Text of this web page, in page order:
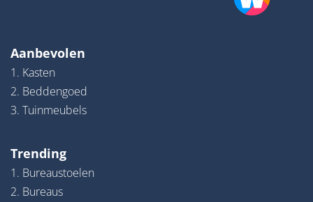
Aanbevolen
1. Kasten
2. Beddengoed
3. Tuinmeubels
Trending
1. Bureaustoelen
2. Bureaus